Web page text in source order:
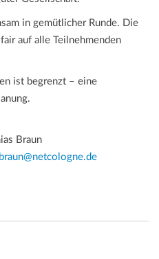
in gemütlicher Runde. Die
auf alle Teilnehmenden
ist begrenzt – eine
Braun